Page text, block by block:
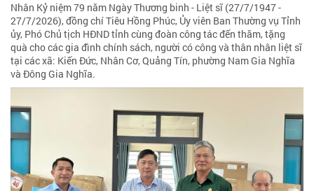
Nhân Kỷ niệm 79 năm Ngày Thương binh - Liệt sĩ (27/7/1947 -
27/7/2026), đồng chí Tiêu Hồng Phúc, Ủy viên Ban Thường vụ Tỉnh
ủy, Phó Chủ tịch HĐND tỉnh cùng đoàn công tác đến thăm, tặng
quà cho các gia đình chính sách, người có công và thân nhân liệt sĩ
tại các xã: Kiến Đức, Nhân Cơ, Quảng Tín, phường Nam Gia Nghĩa
và Đông Gia Nghĩa.